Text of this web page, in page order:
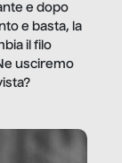
e dopo
e basta, la
il filo
usciremo